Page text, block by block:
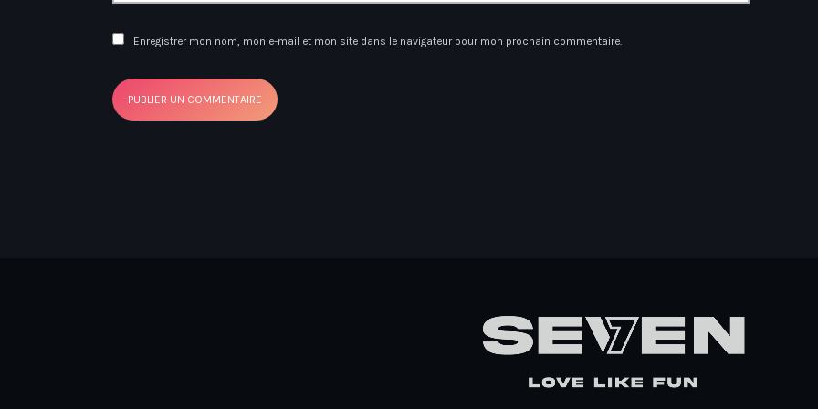
Enregistrer mon nom, mon e-mail et mon site dans le navigateur pour mon prochain commentaire.